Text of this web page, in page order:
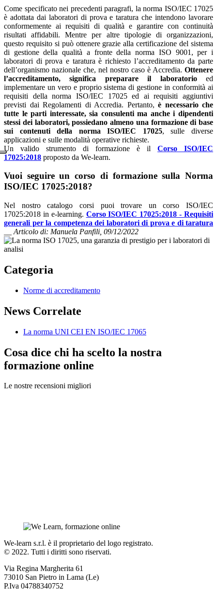
Come specificato nei precedenti paragrafi, la norma ISO/IEC 17025
è adottata dai laboratori di prova e taratura che intendono lavorare
conformemente ai requisiti di qualità e garantire con continuità
risultati affidabili. Mentre per altre tipologie di organizzazioni,
questo requisito si può ottenere grazie alla certificazione del sistema
di gestione della qualità a fronte della norma ISO 9001, per i
laboratori di prova e taratura è richiesto l’accreditamento da parte
dell’organismo nazionale che, nel nostro caso è Accredia. Ottenere
l’accreditamento, significa preparare il laboratorioed
implementare un vero e proprio sistema di gestione in conformità ai
requisiti della norma ISO/IEC 17025 ed ai requisiti aggiuntivi
previsti dai Regolamenti di Accredia. Pertanto, è necessario che
tutte le parti interessate, sia consulenti ma anche i dipendenti
stessi dei laboratori, possiedano almeno una formazione di base
sui contenuti della norma ISO/IEC 17025, sulle diverse
applicazioni e sulle modalità operative richieste.
Un valido strumento di formazione è il Corso ISO/IEC
17025:2018 proposto da We-learn.
Vuoi seguire un corso di formazione sulla Norma
ISO/IEC 17025:2018?
Nel nostro catalogo corsi puoi trovare un corso ISO/IEC
17025:2018 in e-learning. Corso ISO/IEC 17025:2018 - Requisiti
generali per la competenza dei laboratori di prova e di taratura
Articolo di: Manuela Panfili, 09/12/2022
Categoria
Norme di accreditamento
News Correlate
La norma UNI CEI EN ISO/IEC 17065
Cosa dice chi ha scelto la nostra
formazione online
Le nostre recensioni migliori
We-learn s.r.l. è il proprietario del logo registrato.
© 2022. Tutti i diritti sono riservati.
Via Regina Margherita 61
73010 San Pietro in Lama (Le)
P.Iva 04788340752